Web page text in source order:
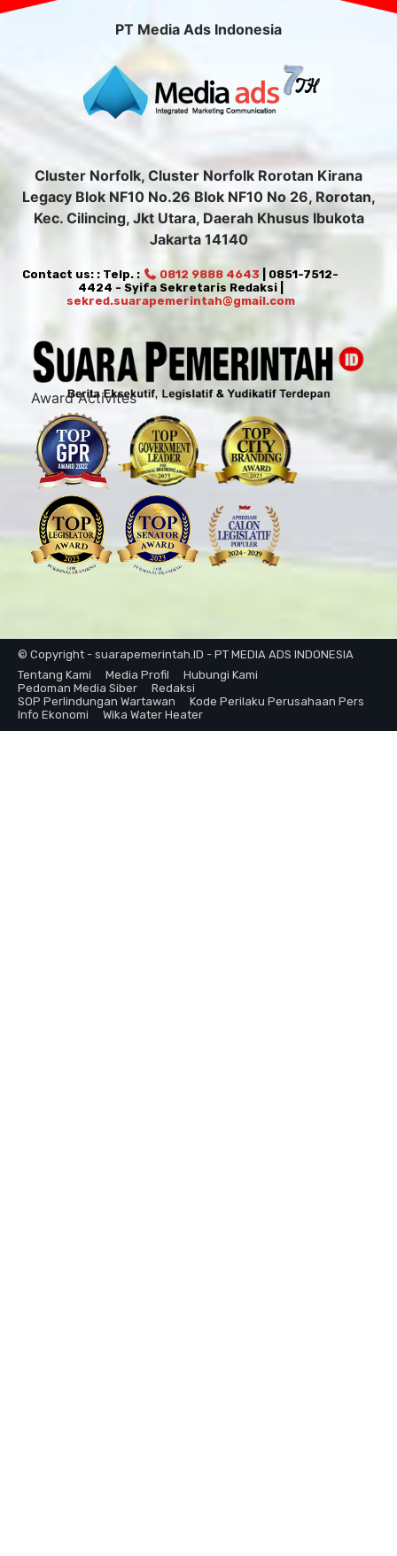
PT Media Ads Indonesia
Cluster Norfolk, Cluster Norfolk Rorotan Kirana
Legacy Blok NF10 No.26 Blok NF10 No 26, Rorotan,
Kec. Cilincing, Jkt Utara, Daerah Khusus Ibukota
Jakarta 14140
Contact us: : Telp. : 0812 9888 4643 | 0851-7512-
4424 - Syifa Sekretaris Redaksi |
sekred.suarapemerintah@gmail.com
Award Activites
© Copyright - suarapemerintah.ID - PT MEDIA ADS INDONESIA
Tentang Kami
Media Profil
Hubungi Kami
Pedoman Media Siber
Redaksi
SOP Perlindungan Wartawan
Kode Perilaku Perusahaan Pers
Info Ekonomi
Wika Water Heater